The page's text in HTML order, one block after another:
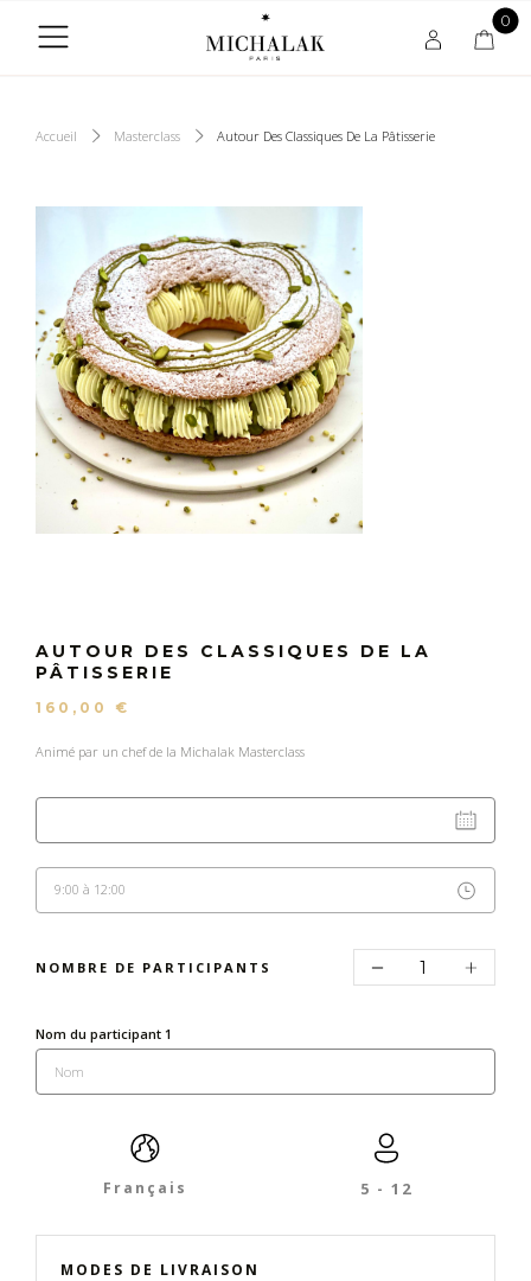
0
Accueil Masterclass Autour Des Classiques De La Pâtisserie
AUTOUR DES CLASSIQUES DE LA
PÂTISSERIE
160,00 €
Animé par un chef de la Michalak Masterclass
9:00 à 12:00
NOMBRE DE PARTICIPANTS
Nom du participant 1
Français 5 - 12
MODES DE LIVRAISON